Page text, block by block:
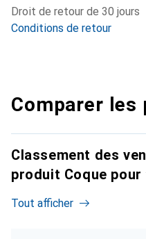
Droit de retour de 30 jours
Conditions de retour
Comparer les
Classement des
produit Coque
Tout afficher